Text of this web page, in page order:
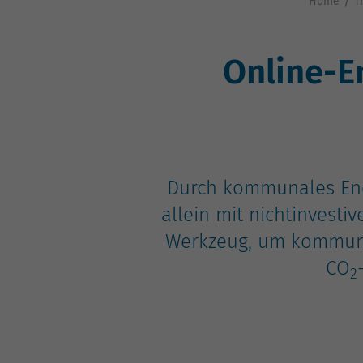
Online-
Durch kommunales
allein mit
Werkzeug, um
CO2